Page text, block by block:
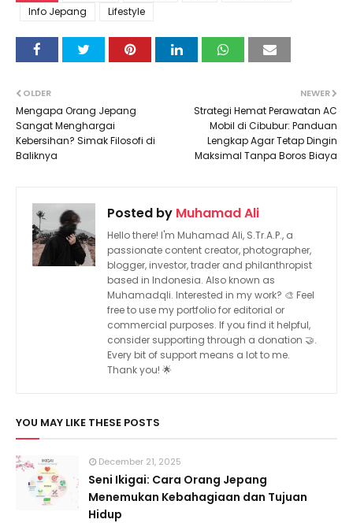
Info Jepang
Lifestyle
NEWER
Strategi Hemat Perawatan AC
Mobil di Cibubur: Panduan
Lengkap Agar Tetap Dingin
Maksimal Tanpa Boros Biaya
OLDER
Mengapa Orang Jepang
Sangat Menghargai
Kebersihan? Simak Filosofi di
Baliknya
Posted by Muhamad Ali
Hello there! I'm Muhamad Ali, S.Tr.A.P., a
passionate content creator, photographer,
blogger, investor, trader and philanthropist
based in Indonesia. Also known as
Muhamadqli. Interested in my work? 🎨 Feel
free to use my portfolio for editorial or
commercial purposes. If you find it helpful,
consider supporting through a donation 🤝.
Every bit of support means a lot to me.
Thank you! 🌟
YOU MAY LIKE THESE POSTS
December 21, 2025
Seni Ikigai: Cara Orang Jepang
Menemukan Kebahagiaan dan Tujuan
Hidup